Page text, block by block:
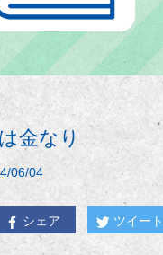
金なり
06/04
シェア ツイート